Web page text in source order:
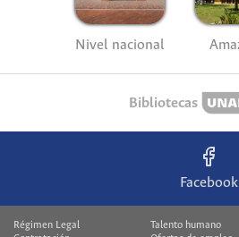
Nivel nacional
Bibliotecas
Facebook
Régimen Legal
Talento humano